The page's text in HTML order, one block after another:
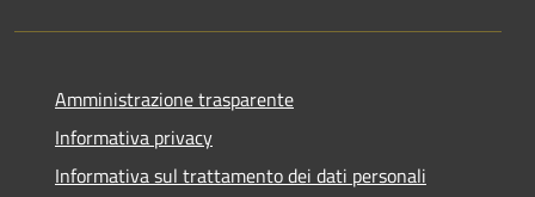
Amministrazione trasparente
Informativa privacy
Informativa sul trattamento dei dati personali